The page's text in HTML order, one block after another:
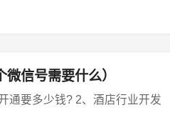
信号需要什么）
2、酒店行业开发